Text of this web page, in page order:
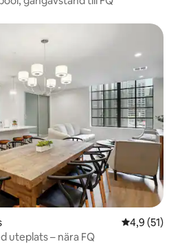
4,9 av 5 i
4,9 (51)
uteplats – nära FQ